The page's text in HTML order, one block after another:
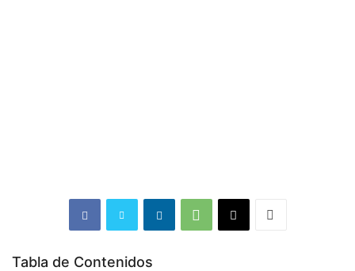
Tabla de Contenidos